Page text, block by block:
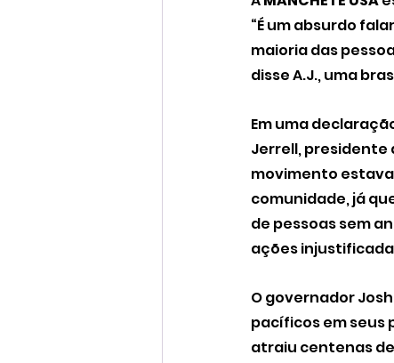
“É um absurdo
maioria das
disse A.J., uma
Em uma
Jerrell, presidente
movimento
comunidade, já
de pessoas sem
ações
O governador
pacíficos em seus
atraiu centenas